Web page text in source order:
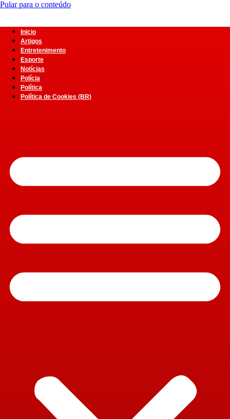
Pular para o conteúdo
Inicio
Artigos
Entretenimento
Esporte
Notícias
Polícia
Política
Política de Cookies (BR)